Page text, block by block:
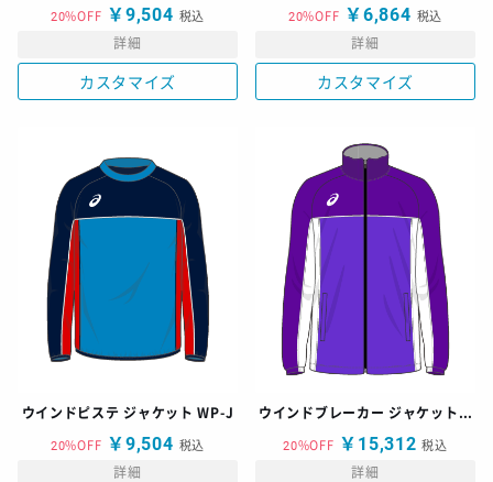
20%OFF ￥9,504 税込
詳細
カスタマイズ
20%OFF ￥6,864 税込
詳細
カスタマイズ
ウインドピステ ジャケット WP-J
20%OFF ￥9,504 税込
詳細
ウインドブレーカー ジャケット WB-J
20%OFF ￥15,312 税込
詳細